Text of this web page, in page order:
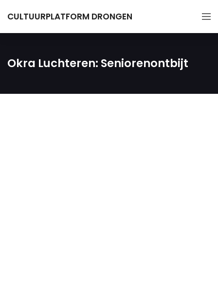
CULTUURPLATFORM DRONGEN
Okra Luchteren: Seniorenontbijt